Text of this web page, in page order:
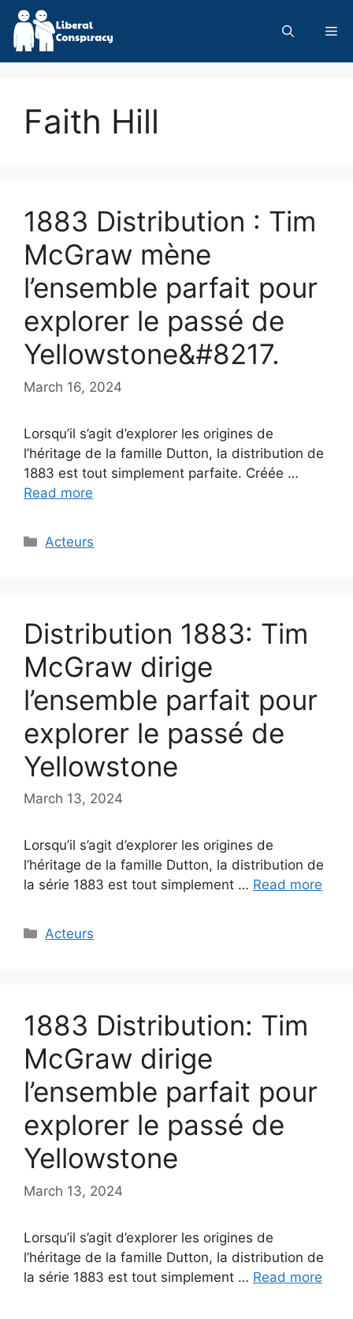
Skip
content
Faith Hill
1883 Distribution : Tim
McGraw mène
l’ensemble parfait pour
explorer le passé de
Yellowstone&#8217.
March 16, 2024
Lorsqu’il s’agit d’explorer les origines de
l’héritage de la famille Dutton, la distribution de
1883 est tout simplement parfaite. Créée …
Read more
Categories
Acteurs
Distribution 1883: Tim
McGraw dirige
l’ensemble parfait pour
explorer le passé de
Yellowstone
March 13, 2024
Lorsqu’il s’agit d’explorer les origines de
l’héritage de la famille Dutton, la distribution de
la série 1883 est tout simplement … Read more
Categories
Acteurs
1883 Distribution: Tim
McGraw dirige
l’ensemble parfait pour
explorer le passé de
Yellowstone
March 13, 2024
Lorsqu’il s’agit d’explorer les origines de
l’héritage de la famille Dutton, la distribution de
la série 1883 est tout simplement … Read more